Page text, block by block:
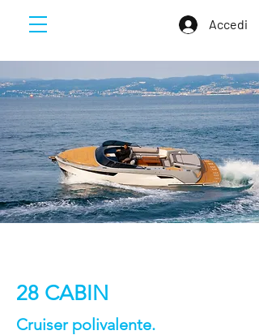
Accedi
28 CABIN
Cruiser polivalente.